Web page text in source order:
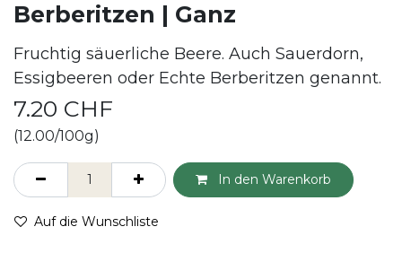
Berberitzen | Ganz
Fruchtig säuerliche Beere. Auch Sauerdorn,
Essigbeeren oder Echte Berberitzen genannt.
7.20 CHF
(12.00/100g)
In den Warenkorb
Auf die Wunschliste